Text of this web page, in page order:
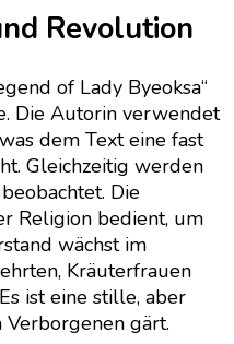
Revolution
of Lady Byeoksa“
Die Autorin verwendet
dem Text eine fast
Gleichzeitig werden
Die
Religion bedient, um
wächst im
Kräuterfrauen
ist eine stille, aber
gärt.